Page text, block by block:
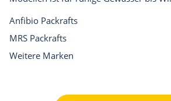
Anfibio Packrafts
MRS Packrafts
Weitere Marken